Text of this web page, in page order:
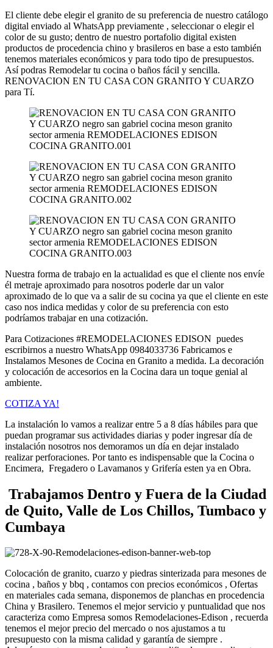
El cliente debe elegir el granito de su preferencia de nuestro catálogo
digital enviado al WhatsApp previamente , seleccionar o elegir el
color de su gusto; dentro de nuestro portafolio digital existen
productos de procedencia chino y brasileros en base a esto también
tenemos materiales económicos y para todo tipo de presupuestos.
Así podras Remodelar tu cocina o baños fácil y sencilla.
RENOVACION EN TU CASA CON GRANITO Y CUARZO
para Tí.
Nuestra forma de trabajo en la actualidad es que el cliente nos envíe
él metraje aproximado para nosotros poderle dar un valor
aproximado de lo que va a salir de su cocina ya que el cliente en este
caso nos indica medidas y color de su preferencia con esto
podríamos trabajar en una cotización.
Para Cotizaciones #REMODELACIONES EDISON puedes
escribirnos a nuestro WhatsApp 0984033736 Fabricamos e
Instalamos Mesones de Cocina en Granito a medida. La decoración
y colocación de accesorios en la Cocina dara un toque genial al
ambiente.
COTIZA YA!
La instalación lo vamos a realizar entre 5 a 8 días hábiles para que
puedan programar sus actividades diarias y poder ingresar día de
instalación nosotros nos demoramos un día en dejar instalado
realizar perforaciones. Por tanto es indispensable que la Cocina o
Encimera, Fregadero o Lavamanos y Grifería esten ya en Obra.
Trabajamos Dentro y Fuera de la Ciudad
de Quito, Valle de Los Chillos, Tumbaco y
Cumbaya
Colocación de granito, cuarzo y piedras sinterizada para mesones de
cocina , baños y bbq , contamos con precios económicos , Ofertas
en materiales cada semana, disponemos de planchas en procedencia
China y Brasilero. Tenemos el mejor servicio y puntualidad que nos
caracteriza como Empresa somos Remodelaciones-Edison , recuerda
tenemos el mejor precio del mercado o nos ajustamos a tu
presupuesto con la misma calidad y garantía de siempre .